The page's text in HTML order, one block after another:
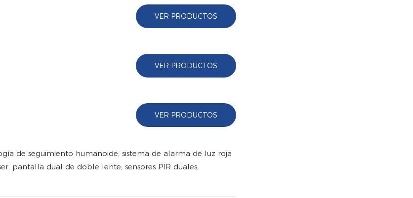
VER PRODUCTOS
VER PRODUCTOS
VER PRODUCTOS
de seguimiento humanoide, sistema de alarma de luz roja
pantalla dual de doble lente, sensores PIR duales,